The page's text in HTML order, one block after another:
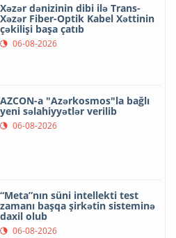
Xəzər dənizinin dibi ilə Trans-
Xəzər Fiber-Optik Kabel Xəttinin
çəkilişi başa çatıb
06-08-2026
AZCON-a "Azərkosmos"la bağlı
yeni səlahiyyətlər verilib
06-08-2026
“Meta”nın süni intellekti test
zamanı başqa şirkətin sisteminə
daxil olub
06-08-2026